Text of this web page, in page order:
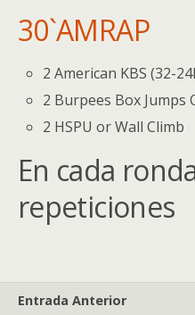
30`AMRAP
2 American KBS (32-
2 Burpees Box Jumps
2 HSPU or Wall Climb
En cada
repeticiones
Entrada Anterior